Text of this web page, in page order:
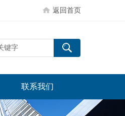
返回首页
联系我们